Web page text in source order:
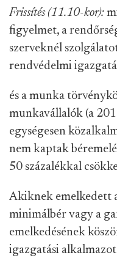
Frissítés (11.10-kor):
figyelmet, a
szerveknél
rendvédelmi
és a munka
munkavállalók (a
egységesen
nem kaptak
50 százalékkal
Akiknek emelkedett
minimálbér vagy a
emelkedésének
igazgatási